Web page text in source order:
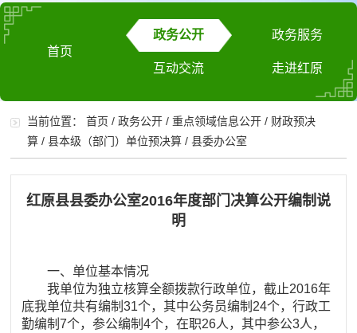
首页
政务公开 政务服务
互动交流 走进红原
当前位置：首页 /政务公开 /重点领域信息公开 / 财政预决
算 /县本级（部门）单位预决算 /县委办公室
红原县县委办公室2016年度部门决算公开编制说
明
一、单位基本情况
我单位为独立核算全额拨款行政单位，截止2016年
底我单位共有编制31个，其中公务员编制24个，行政工
勤编制7个，参公编制4个，在职26人，其中参公3人，